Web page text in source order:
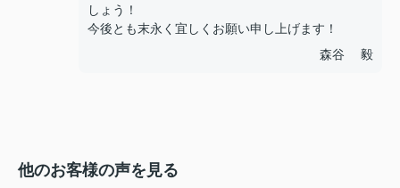
しょう！
今後とも末永く宜しくお願い申し上げます！
森谷 毅
他のお客様の声を見る